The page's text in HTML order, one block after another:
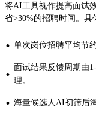
将AI工具视作提高面试
省>30%的招聘时间。具
· 单次岗位招聘平均节
· 面试结果反馈周期由
理。
· 海量候选人AI初筛后